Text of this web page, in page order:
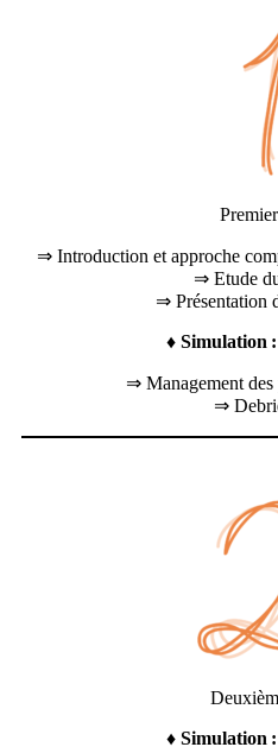
⇒ Introduction et approche
⇒ Etude
⇒ Présentation
♦ Simulation
⇒ Management des
⇒
♦ Simulation